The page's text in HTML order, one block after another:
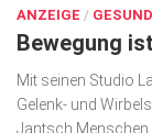
Podcast
Top Branchen
SACHSEN IN
ANZEIGE /
Bewegung
Mit seinen Studio
Gelenk- und
Jantsch Menschen